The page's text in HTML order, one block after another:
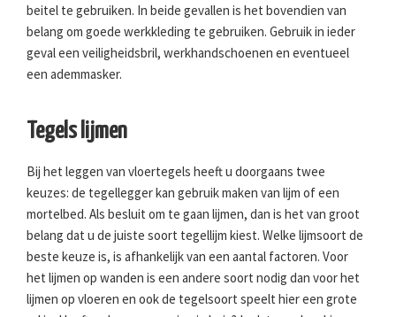
beitel te gebruiken. In beide gevallen is het bovendien van
belang om goede werkkleding te gebruiken. Gebruik in ieder
geval een veiligheidsbril, werkhandschoenen en eventueel
een ademmasker.
Tegels lijmen
Bij het leggen van vloertegels heeft u doorgaans twee
keuzes: de tegellegger kan gebruik maken van lijm of een
mortelbed. Als besluit om te gaan lijmen, dan is het van groot
belang dat u de juiste soort tegellijm kiest. Welke lijmsoort de
beste keuze is, is afhankelijk van een aantal factoren. Voor
het lijmen op wanden is een andere soort nodig dan voor het
lijmen op vloeren en ook de tegelsoort speelt hier een grote